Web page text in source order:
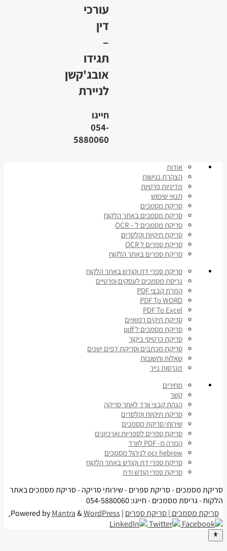
עורכי
דין
–
תגידו
אובג'קשן
לניירת
חייגו
054-
5880060
אודות
הצהרת נגישות
מדיניות פרטיות
תנאי שימוש
סריקת מסמכים
סריקת מסמכים באתר הלקוח
סריקת מסמכים ל – OCR
סריקת תיקיות וקלסרים
סריקת ספרים ל OCR
סריקת ספרים באתר הלקוח
סריקת ספרי דת וקודש באתר הלקוח
גריסת מסמכים לעסקים ופרטיים
המרת קבצי PDF
PDF To WORD
PDF To Excel
סריקת תיקים רפואיים
סריקת מסמכים ל pdf
סריקת כרטיסי ביקור
סריקת מכתבים וסריקת דפים ישנים
שאלות ותשובות
מגרסות נייר
מחירים
קשר
הגהת קבצי וורד לאחר סריקה
סריקת תיקיות וקלסרים
שירותי סריקת מסמכים
סריקת ספרים לספריות וארכיונים
המרה מ- PDF לוורד
ocr hebrew לניהול מסמכים
סריקת ספרי דת וקודש באתר הלקוח
סריקת ספרי קודש ודת
סריקת מסמכים - סריקת ספרים - שירותי סריקה - סריקת מסמכים באתר
הלקוח - גריסת מסמכים - חייגו: 054-5880060
סריקת מסמכים | סריקת ספרים | Powered by
Mantra&WordPress.